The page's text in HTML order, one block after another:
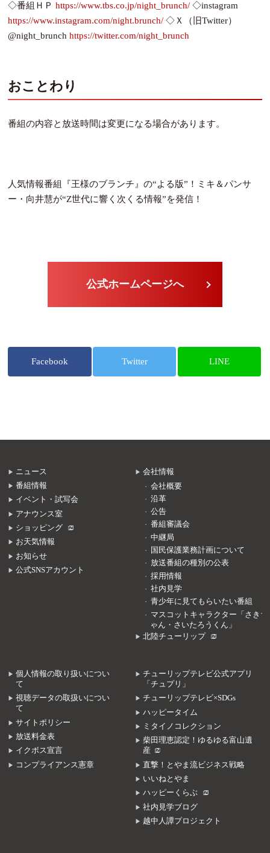
◇番組ＨＰhttps://www.tbs.co.jp/night_brunch/ ◇instagram
https://www.instagram.com/night.brunch/ ◇Ｘ（旧Twitter）
@night_brunchhttps://twitter.com/night_brunch
おことわり
番組の内容と放送時間は変更になる場合があります。
人気情報番組『王様のブランチ』の“よる版”！ミキ＆パンサ
ー・向井慧が“Z世代に響く次くる情報”を発信！
公式ホームページへ
Facebook Twitter LINE
ニュース
番組情報
イベント・試写会
アナウンス室
ショッピング
お天気情報
お知らせ
公式SNSアカウント
会社情報
会社概要
沿革
公告
番組審議会
中継局
国民保護業務計画について
放送番組の種別の公表
採用情報
社内見学
青少年に見てもらいたい番組
マスコットキャラクター「さきち
ゃん・さいたろうくん」
北陸チューリップ
個人情報の取り扱いについ
て
視聴データの取扱いについ
て
サイトポリシー
放送料金表
イクボス宣言
コンプライアンス憲章
チューリップテレビ公式アプリ
「チュプリ」
チューリップテレビ×SDGs
ハッピータイム
ミタイノコレクション
柴田理恵認定！ゆるゆる富山遺
産
直撃！とやま流ビジネス戦略
いいねとやま
ハッピーくらぶ
社内見学ブログ
越中人譚プロジェクト